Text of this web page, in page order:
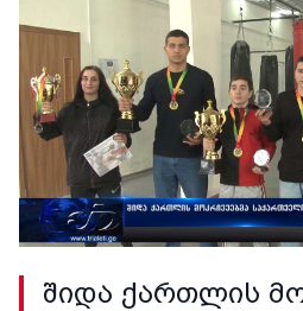
შიდა ქართლის